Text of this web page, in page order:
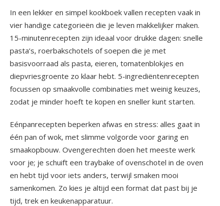
In een lekker en simpel kookboek vallen recepten vaak in
vier handige categorieën die je leven makkelijker maken.
15-minutenrecepten zijn ideaal voor drukke dagen: snelle
pasta’s, roerbakschotels of soepen die je met
basisvoorraad als pasta, eieren, tomatenblokjes en
diepvriesgroente zo klaar hebt. 5-ingrediëntenrecepten
focussen op smaakvolle combinaties met weinig keuzes,
zodat je minder hoeft te kopen en sneller kunt starten.
Eénpanrecepten beperken afwas en stress: alles gaat in
één pan of wok, met slimme volgorde voor garing en
smaakopbouw. Ovengerechten doen het meeste werk
voor je; je schuift een traybake of ovenschotel in de oven
en hebt tijd voor iets anders, terwijl smaken mooi
samenkomen. Zo kies je altijd een format dat past bij je
tijd, trek en keukenapparatuur.